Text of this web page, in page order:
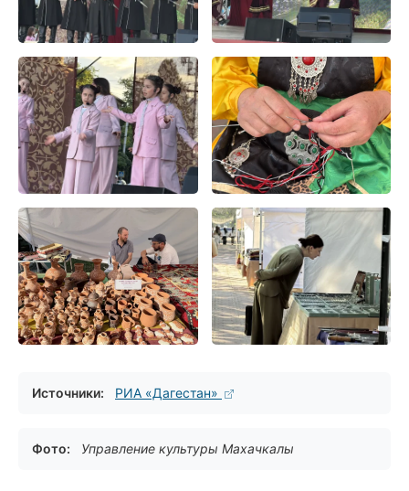
Источники: РИА «Дагестан»
Фото: Управление культуры Махачкалы